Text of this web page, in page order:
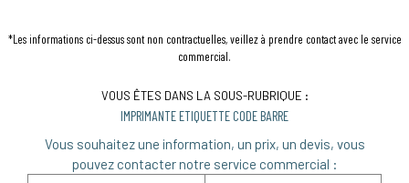
*Les informations ci-dessus sont non contractuelles, veillez à prendre contact avec le service
commercial.
VOUS ÊTES DANS LA SOUS-RUBRIQUE :
IMPRIMANTE ETIQUETTE CODE BARRE
Vous souhaitez une information, un prix, un devis, vous
pouvez contacter notre service commercial :